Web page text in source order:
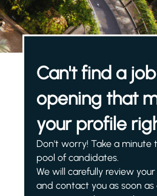
Can't find a job
opening that
your profile
Don't worry! Take a minute
pool of candidates.
We will carefully review
and contact you as soon as